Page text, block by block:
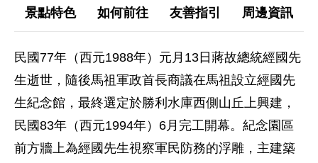
景點特色 如何前往 友善指引 周邊資訊
民國77年（西元1988年）元月13日蔣故總統經國先
生逝世，隨後馬祖軍政首長商議在馬祖設立經國先
生紀念館，最終選定於勝利水庫西側山丘上興建，
民國83年（西元1994年）6月完工開幕。紀念園區
前方牆上為經國先生視察軍民防務的浮雕，主建築